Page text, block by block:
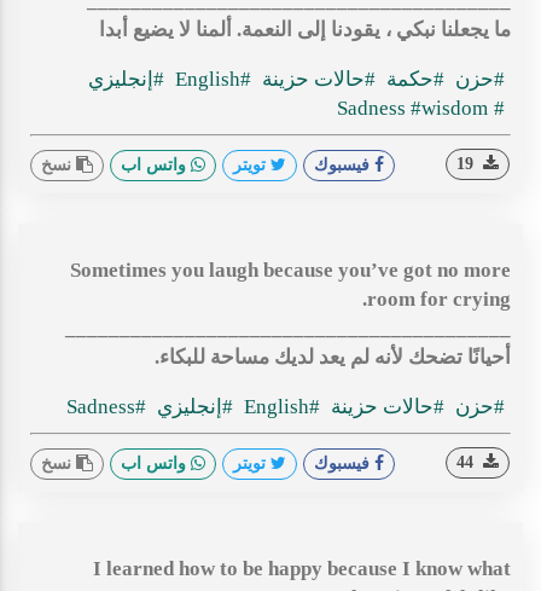
ما يجعلنا نبكي ، يقودنا إلى النعمة. ألمنا لا يضيع أبدا
#حزن #حكمة #حالات حزينة #English
#إنجليزي
#Sadness
#wisdom
فيسبوك تويتر واتس اب نسخ
Sometimes you laugh because you’ve got no more
room for crying.
أحيانًا تضحك لأنه لم يعد لديك مساحة للبكاء.
#حزن #حالات حزينة #English #إنجليزي #Sadness
فيسبوك تويتر واتس اب نسخ
I learned how to be happy because I know what